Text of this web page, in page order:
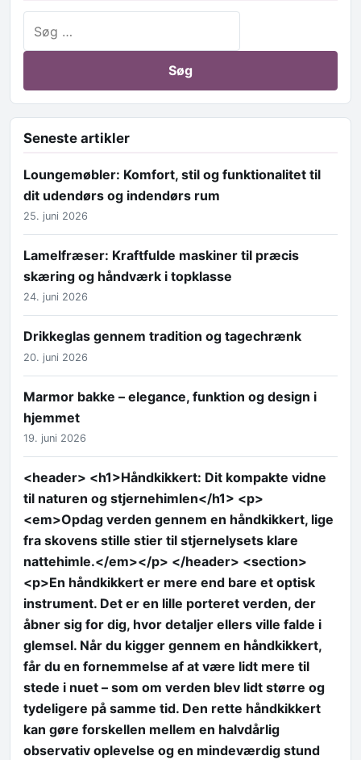
Seneste artikler
Loungemøbler: Komfort, stil og funktionalitet til
dit udendørs og indendørs rum
25. juni 2026
Lamelfræser: Kraftfulde maskiner til præcis
skæring og håndværk i topklasse
24. juni 2026
Drikkeglas gennem tradition og tagechrænk
20. juni 2026
Marmor bakke – elegance, funktion og design i
hjemmet
19. juni 2026
<header> <h1>Håndkikkert: Dit kompakte vidne
til naturen og stjernehimlen</h1> <p>
<em>Opdag verden gennem en håndkikkert, lige
fra skovens stille stier til stjernelysets klare
nattehimle.</em></p> </header> <section>
<p>En håndkikkert er mere end bare et optisk
instrument. Det er en lille porteret verden, der
åbner sig for dig, hvor detaljer ellers ville falde i
glemsel. Når du kigger gennem en håndkikkert,
får du en fornemmelse af at være lidt mere til
stede i nuet – som om verden blev lidt større og
tydeligere på samme tid. Den rette håndkikkert
kan gøre forskellen mellem en halvdårlig
observativ oplevelse og en mindeværdig stund